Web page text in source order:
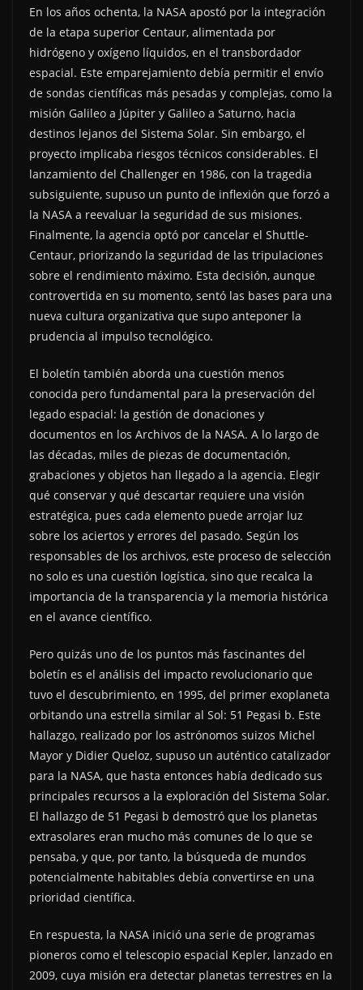
En los años ochenta, la NASA apostó por la integración
de la etapa superior Centaur, alimentada por
hidrógeno y oxígeno líquidos, en el transbordador
espacial. Este emparejamiento debía permitir el envío
de sondas científicas más pesadas y complejas, como la
misión Galileo a Júpiter y Galileo a Saturno, hacia
destinos lejanos del Sistema Solar. Sin embargo, el
proyecto implicaba riesgos técnicos considerables. El
lanzamiento del Challenger en 1986, con la tragedia
subsiguiente, supuso un punto de inflexión que forzó a
la NASA a reevaluar la seguridad de sus misiones.
Finalmente, la agencia optó por cancelar el Shuttle-
Centaur, priorizando la seguridad de las tripulaciones
sobre el rendimiento máximo. Esta decisión, aunque
controvertida en su momento, sentó las bases para una
nueva cultura organizativa que supo anteponer la
prudencia al impulso tecnológico.
El boletín también aborda una cuestión menos
conocida pero fundamental para la preservación del
legado espacial: la gestión de donaciones y
documentos en los Archivos de la NASA. A lo largo de
las décadas, miles de piezas de documentación,
grabaciones y objetos han llegado a la agencia. Elegir
qué conservar y qué descartar requiere una visión
estratégica, pues cada elemento puede arrojar luz
sobre los aciertos y errores del pasado. Según los
responsables de los archivos, este proceso de selección
no solo es una cuestión logística, sino que recalca la
importancia de la transparencia y la memoria histórica
en el avance científico.
Pero quizás uno de los puntos más fascinantes del
boletín es el análisis del impacto revolucionario que
tuvo el descubrimiento, en 1995, del primer exoplaneta
orbitando una estrella similar al Sol: 51 Pegasi b. Este
hallazgo, realizado por los astrónomos suizos Michel
Mayor y Didier Queloz, supuso un auténtico catalizador
para la NASA, que hasta entonces había dedicado sus
principales recursos a la exploración del Sistema Solar.
El hallazgo de 51 Pegasi b demostró que los planetas
extrasolares eran mucho más comunes de lo que se
pensaba, y que, por tanto, la búsqueda de mundos
potencialmente habitables debía convertirse en una
prioridad científica.
En respuesta, la NASA inició una serie de programas
pioneros como el telescopio espacial Kepler, lanzado en
2009, cuya misión era detectar planetas terrestres en la